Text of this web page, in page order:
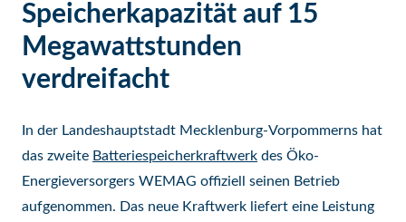
Speicherkapazität auf 15
Megawattstunden
verdreifacht
In der Landeshauptstadt Mecklenburg-Vorpommerns hat
das zweite Batteriespeicherkraftwerk des Öko-
Energieversorgers WEMAG offiziell seinen Betrieb
aufgenommen. Das neue Kraftwerk liefert eine Leistung